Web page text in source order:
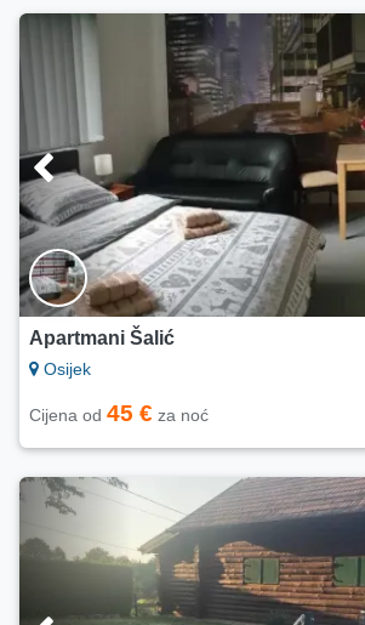
Apartmani Šalić
Osijek
Cijena od 45 € za noć